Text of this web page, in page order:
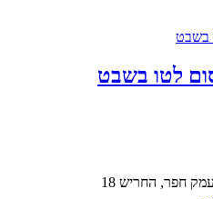
לטו בשבט
חפר, החריש 18